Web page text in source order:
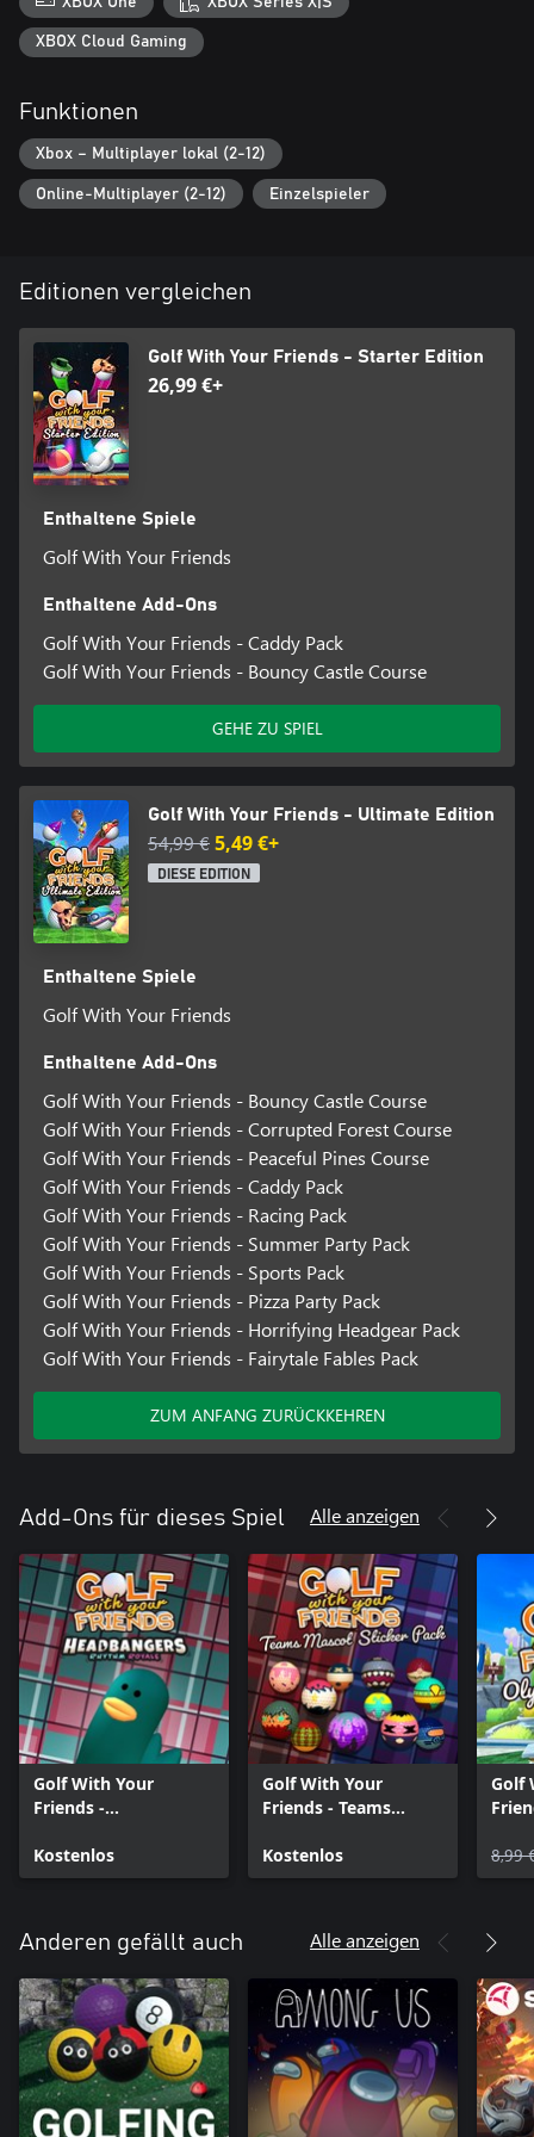
XBOX Cloud Gaming
Funktionen
Xbox – Multiplayer lokal (2-12)
Online-Multiplayer (2-12) Einzelspieler
Editionen vergleichen
Golf With Your Friends - Starter Edition
26,99 €+
Enthaltene Spiele
Golf With Your Friends
Enthaltene Add-Ons
Golf With Your Friends - Caddy Pack
Golf With Your Friends - Bouncy Castle Course
GEHE ZU SPIEL
Golf With Your Friends - Ultimate Edition
54,99 €5,49 €+
DIESE EDITION
Enthaltene Spiele
Golf With Your Friends
Enthaltene Add-Ons
Golf With Your Friends - Bouncy Castle Course
Golf With Your Friends - Corrupted Forest Course
Golf With Your Friends - Peaceful Pines Course
Golf With Your Friends - Caddy Pack
Golf With Your Friends - Racing Pack
Golf With Your Friends - Summer Party Pack
Golf With Your Friends - Sports Pack
Golf With Your Friends - Pizza Party Pack
Golf With Your Friends - Horrifying Headgear Pack
Golf With Your Friends - Fairytale Fables Pack
ZUM ANFANG ZURÜCKKEHREN
Add-Ons für dieses Spiel Alle anzeigen
Golf With Your
Friends -
Kostenlos
Golf With Your
Friends - Teams
Kostenlos
Golf
8,99
Anderen gefällt auch Alle anzeigen